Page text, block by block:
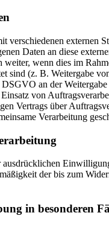
verschiedenen externen
Daten an diese
weiter, wenn dies im
sind (z. B. Weitergabe
an der
von
Vertrags über
Verarbeitung
der bis zum
in besonderen